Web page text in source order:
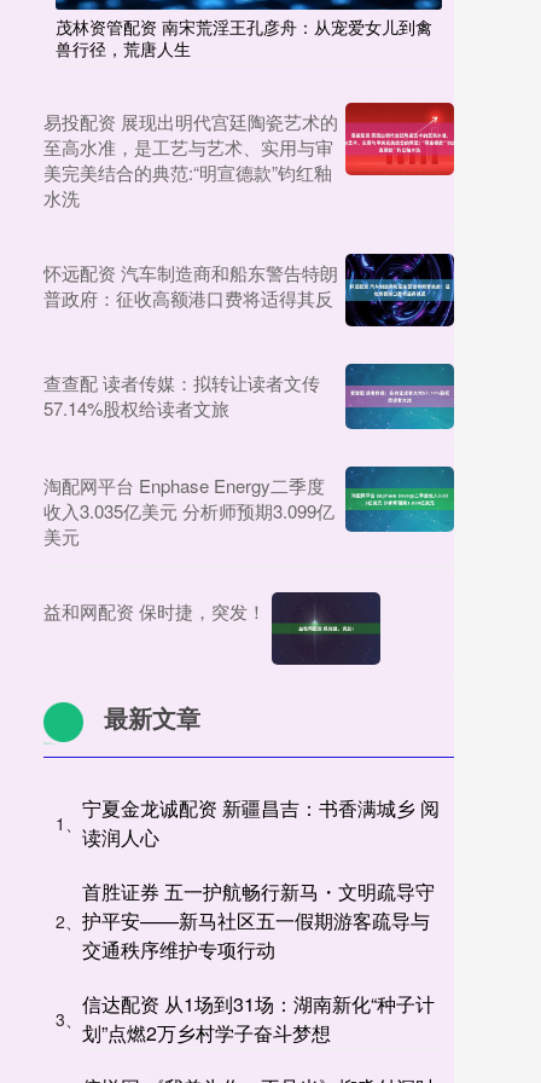
茂林资管配资 南宋荒淫王孔彦舟：从宠爱女儿到禽
兽行径，荒唐人生
易投配资 展现出明代宫廷陶瓷艺术的
至高水准，是工艺与艺术、实用与审
美完美结合的典范:“明宣德款”钧红釉
水洗
怀远配资 汽车制造商和船东警告特朗
普政府：征收高额港口费将适得其反
查查配 读者传媒：拟转让读者文传
57.14%股权给读者文旅
淘配网平台 Enphase Energy二季度
收入3.035亿美元 分析师预期3.099亿
美元
益和网配资 保时捷，突发！
最新文章
1、
宁夏金龙诚配资 新疆昌吉：书香满城乡 阅
读润人心
2、
首胜证券 五一护航畅行新马・文明疏导守
护平安——新马社区五一假期游客疏导与
交通秩序维护专项行动
3、
信达配资 从1场到31场：湖南新化“种子计
划”点燃2万乡村学子奋斗梦想